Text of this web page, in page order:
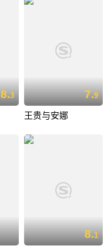
8.3 7.9
王贵与安娜
8.1